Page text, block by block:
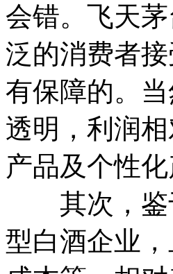
会错。飞天
泛的消费者
有保障的。
透明，利润
产品及个性化
其次，鉴
型白酒企业